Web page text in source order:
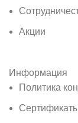
Акции
Информация
Политика